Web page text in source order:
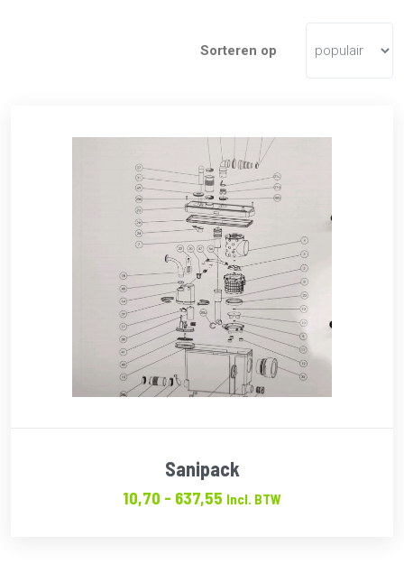
Sorteren op
Sanipack
10,70 - 637,55 Prijsklasse:
Incl. BTW